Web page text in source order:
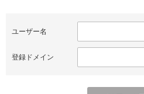
ユーザー名
登録ドメイン